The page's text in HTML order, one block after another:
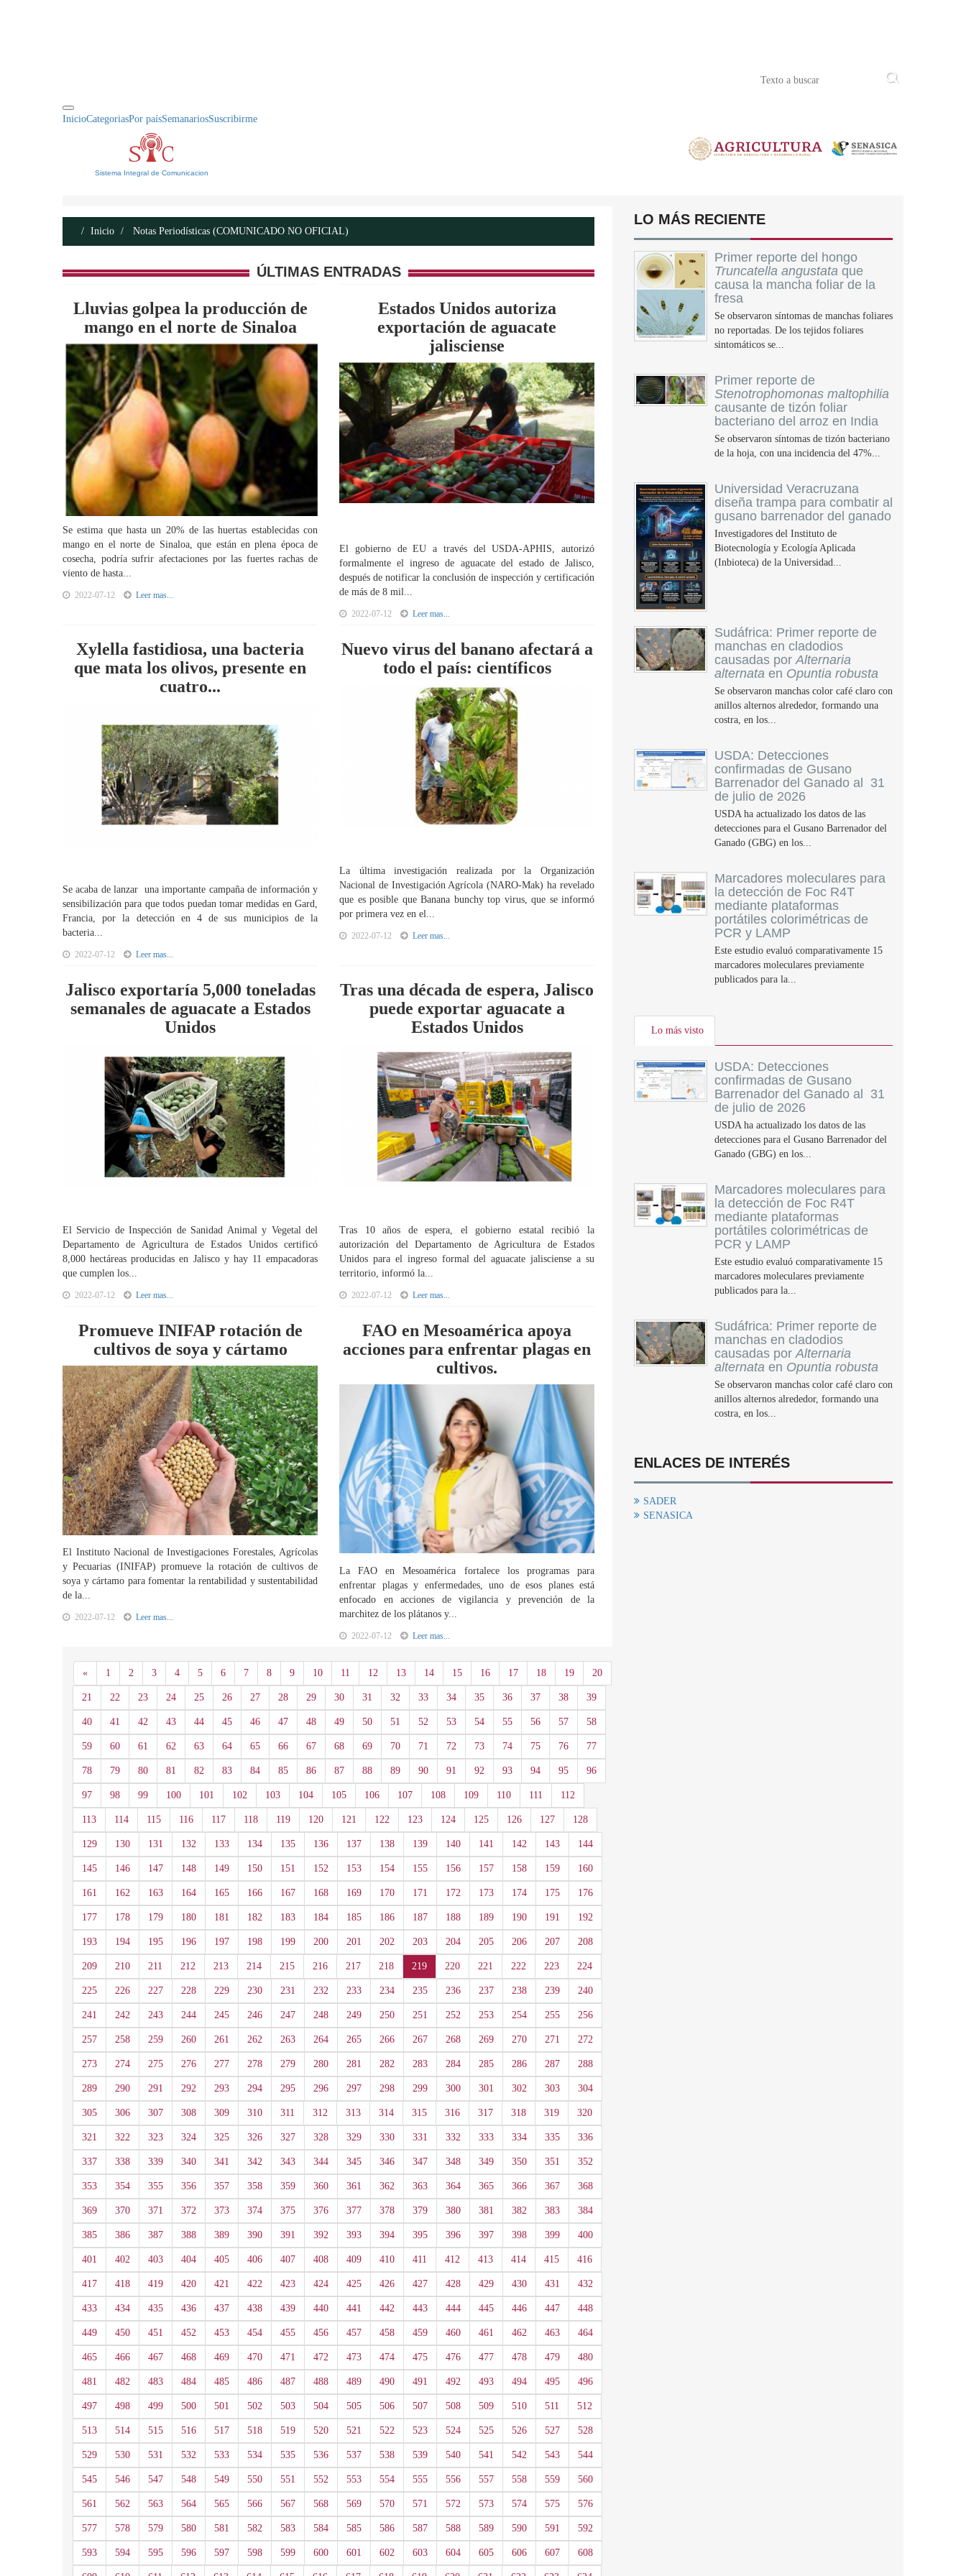
InicioCategoriasPor paísSemanariosSuscribirme
Sistema Integral de Comunicacion
Inicio Notas Periodísticas (COMUNICADO NO OFICIAL)
ÚLTIMAS ENTRADAS
Lluvias golpea la producción de
mango en el norte de Sinaloa
Se estima que hasta un 20% de las huertas establecidas con
mango en el norte de Sinaloa, que están en plena época de
cosecha, podría sufrir afectaciones por las fuertes rachas de
viento de hasta...
2022-07-12 Leer mas...
Estados Unidos autoriza
exportación de aguacate
jalisciense
El gobierno de EU a través del USDA-APHIS, autorizó
formalmente el ingreso de aguacate del estado de Jalisco,
después de notificar la conclusión de inspección y certificación
de más de 8 mil...
2022-07-12 Leer mas...
Xylella fastidiosa, una bacteria
que mata los olivos, presente en
cuatro...
Se acaba de lanzar una importante campaña de información y
sensibilización para que todos puedan tomar medidas en Gard,
Francia, por la detección en 4 de sus municipios de la
bacteria...
2022-07-12 Leer mas...
Nuevo virus del banano afectará a
todo el país: científicos
La última investigación realizada por la Organización
Nacional de Investigación Agrícola (NARO-Mak) ha revelado
que es posible que Banana bunchy top virus, que se informó
por primera vez en el...
2022-07-12 Leer mas...
Jalisco exportaría 5,000 toneladas
semanales de aguacate a Estados
Unidos
El Servicio de Inspección de Sanidad Animal y Vegetal del
Departamento de Agricultura de Estados Unidos certificó
8,000 hectáreas producidas en Jalisco y hay 11 empacadoras
que cumplen los...
2022-07-12 Leer mas...
Tras una década de espera, Jalisco
puede exportar aguacate a
Estados Unidos
Tras 10 años de espera, el gobierno estatal recibió la
autorización del Departamento de Agricultura de Estados
Unidos para el ingreso formal del aguacate jalisciense a su
territorio, informó la...
2022-07-12 Leer mas...
Promueve INIFAP rotación de
cultivos de soya y cártamo
El Instituto Nacional de Investigaciones Forestales, Agrícolas
y Pecuarias (INIFAP) promueve la rotación de cultivos de
soya y cártamo para fomentar la rentabilidad y sustentabilidad
de la...
2022-07-12 Leer mas...
FAO en Mesoamérica apoya
acciones para enfrentar plagas en
cultivos.
La FAO en Mesoamérica fortalece los programas para
enfrentar plagas y enfermedades, uno de esos planes está
enfocado en acciones de vigilancia y prevención de la
marchitez de los plátanos y...
2022-07-12 Leer mas...
«Anterior
1 2 3 4 5 6 7 8 9 10 11 12 13 14 15 16 17 18 19 20
21 22 23 24 25 26 27 28 29 30 31 32 33 34 35 36 37 38 39
40 41 42 43 44 45 46 47 48 49 50 51 52 53 54 55 56 57 58
59 60 61 62 63 64 65 66 67 68 69 70 71 72 73 74 75 76 77
78 79 80 81 82 83 84 85 86 87 88 89 90 91 92 93 94 95 96
97 98 99 100 101 102 103 104 105 106 107 108 109 110 111 112
113 114 115 116 117 118 119 120 121 122 123 124 125 126 127 128
129 130 131 132 133 134 135 136 137 138 139 140 141 142 143 144
145 146 147 148 149 150 151 152 153 154 155 156 157 158 159 160
161 162 163 164 165 166 167 168 169 170 171 172 173 174 175 176
177 178 179 180 181 182 183 184 185 186 187 188 189 190 191 192
193 194 195 196 197 198 199 200 201 202 203 204 205 206 207 208
209 210 211 212 213 214 215 216 217 218 219 220 221 222 223 224
225 226 227 228 229 230 231 232 233 234 235 236 237 238 239 240
241 242 243 244 245 246 247 248 249 250 251 252 253 254 255 256
257 258 259 260 261 262 263 264 265 266 267 268 269 270 271 272
273 274 275 276 277 278 279 280 281 282 283 284 285 286 287 288
289 290 291 292 293 294 295 296 297 298 299 300 301 302 303 304
305 306 307 308 309 310 311 312 313 314 315 316 317 318 319 320
321 322 323 324 325 326 327 328 329 330 331 332 333 334 335 336
337 338 339 340 341 342 343 344 345 346 347 348 349 350 351 352
353 354 355 356 357 358 359 360 361 362 363 364 365 366 367 368
369 370 371 372 373 374 375 376 377 378 379 380 381 382 383 384
385 386 387 388 389 390 391 392 393 394 395 396 397 398 399 400
401 402 403 404 405 406 407 408 409 410 411 412 413 414 415 416
417 418 419 420 421 422 423 424 425 426 427 428 429 430 431 432
433 434 435 436 437 438 439 440 441 442 443 444 445 446 447 448
449 450 451 452 453 454 455 456 457 458 459 460 461 462 463 464
465 466 467 468 469 470 471 472 473 474 475 476 477 478 479 480
481 482 483 484 485 486 487 488 489 490 491 492 493 494 495 496
497 498 499 500 501 502 503 504 505 506 507 508 509 510 511 512
513 514 515 516 517 518 519 520 521 522 523 524 525 526 527 528
529 530 531 532 533 534 535 536 537 538 539 540 541 542 543 544
545 546 547 548 549 550 551 552 553 554 555 556 557 558 559 560
561 562 563 564 565 566 567 568 569 570 571 572 573 574 575 576
577 578 579 580 581 582 583 584 585 586 587 588 589 590 591 592
593 594 595 596 597 598 599 600 601 602 603 604 605 606 607 608
LO MÁS RECIENTE
Primer reporte del hongo
Truncatella angustata que
causa la mancha foliar de la
fresa
Se observaron síntomas de manchas foliares
no reportadas. De los tejidos foliares
sintomáticos se...
Primer reporte de
Stenotrophomonas maltophilia
causante de tizón foliar
bacteriano del arroz en India
Se observaron síntomas de tizón bacteriano
de la hoja, con una incidencia del 47%...
Universidad Veracruzana
diseña trampa para combatir al
gusano barrenador del ganado
Investigadores del Instituto de
Biotecnología y Ecología Aplicada
(Inbioteca) de la Universidad...
Sudáfrica: Primer reporte de
manchas en cladodios
causadas porAlternaria
alternata en Opuntia robusta
Se observaron manchas color café claro con
anillos alternos alrededor, formando una
costra, en los...
USDA: Detecciones
confirmadas de Gusano
Barrenador del Ganado al 31
de julio de 2026
USDA ha actualizado los datos de las
detecciones para el Gusano Barrenador del
Ganado (GBG) en los...
Marcadores moleculares para
la detección de Foc R4T
mediante plataformas
portátiles colorimétricas de
PCR y LAMP
Este estudio evaluó comparativamente 15
marcadores moleculares previamente
publicados para la...
Lo más visto
USDA: Detecciones
confirmadas de Gusano
Barrenador del Ganado al 31
de julio de 2026
USDA ha actualizado los datos de las
detecciones para el Gusano Barrenador del
Ganado (GBG) en los...
Marcadores moleculares para
la detección de Foc R4T
mediante plataformas
portátiles colorimétricas de
PCR y LAMP
Este estudio evaluó comparativamente 15
marcadores moleculares previamente
publicados para la...
Sudáfrica: Primer reporte de
manchas en cladodios
causadas porAlternaria
alternata en Opuntia robusta
Se observaron manchas color café claro con
anillos alternos alrededor, formando una
costra, en los...
ENLACES DE INTERÉS
SADER
SENASICA